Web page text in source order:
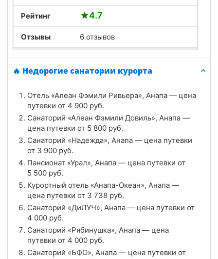
Рейтинг 4.7
Отзывы 6 отзывов
Санаторий «Рябинушка», Анапа
Цена в сутки 4 000 руб.
Рейтинг 4.7
Отзывы 3 отзывов
Санатории «Аквамарин», Анапа
Цена в сутки от3 400руб.
Рейтинг 4.6
Отзывы 7 отзывов
Санаторий «Родник», Анапа
Цена в сутки 4 138
🔥 Недорогие санатории курорта
Отель «Алеан Фэмили Ривьера», Анапа — цена
путевки от 4 900 руб.
Санаторий «Алеан Фэмили Довиль», Анапа —
цена путевки от 5 800 руб.
Санаторий «Надежда», Анапа — цена путевки
от 3 900 руб.
Пансионат «Урал», Анапа — цена путевки от
5 500 руб.
Курортный отель «Анапа-Океан», Анапа —
цена путевки от 3 738 руб.
Санаторий «ДиЛУЧ», Анапа — цена путевки от
4 000 руб.
Санаторий «Рябинушка», Анапа — цена
путевки от 4 000 руб.
Санаторий «БФО», Анапа — цена путевки от